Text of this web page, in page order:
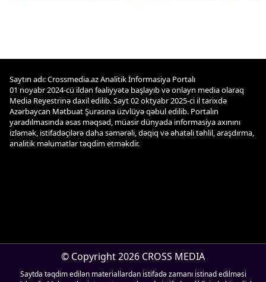
Saytın adı: Crossmedia.az Analitik İnformasiya Portalı
01 noyabr 2024-cü ildən fəaliyyətə başlayıb və onlayn media olaraq
Media Reyestrinə daxil edilib. Sayt 02 oktyabr 2025-ci il tarixdə
Azərbaycan Mətbuat Şurasına üzvlüyə qəbul edilib. Portalın
yaradılmasında əsas məqsəd, müasir dünyada informasiya axınını
izləmək, istifadəçilərə daha səmərəli, dəqiq və əhatəli təhlil, araşdırma,
analitik məlumatlar təqdim etməkdir.
© Copyright 2026 CROSS MEDIA
Saytda təqdim edilən materiallardan istifadə zamanı istinad edilməsi